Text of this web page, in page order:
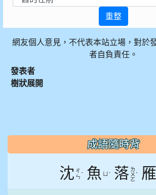
重整
網友個人意見，不代表本站立場，對於
者自負責任。
發表者
樹狀展開
::: 成語隨時背
沈 ㄔ
ㄣ ˊ 魚 ˊ 落 ㄌ
ㄨ
ㄛ
ˋ 雁